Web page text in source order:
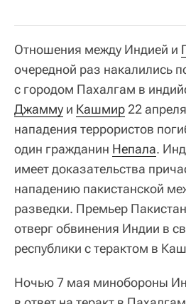
Отношения между Индией и
очередной раз накалились
с городом Пахалгам в
Джамму и Кашмир 22
нападения террористов
один гражданин Непала.
имеет доказательства
нападению пакистанской
разведки. Премьер
отверг обвинения Индии в
республики с терактом в
Ночью 7 мая минобороны